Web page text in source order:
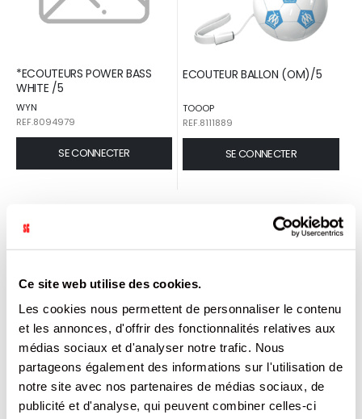
Ce site web utilise des cookies.
Les cookies nous permettent de personnaliser le contenu
et les annonces, d'offrir des fonctionnalités relatives aux
médias sociaux et d'analyser notre trafic. Nous
partageons également des informations sur l'utilisation de
notre site avec nos partenaires de médias sociaux, de
publicité et d'analyse, qui peuvent combiner celles-ci
*ECOUTEURS POWER BASS
WHITE /5
WYN
REF.8094979
SE CONNECTER
ECOUTEUR BALLON (OM)/5
TOOOP
REF.8111889
SE CONNECTER
ECOUTEUR PRISE LIGHTNING /5
TOOOP
ECOUTEUR TWS /5